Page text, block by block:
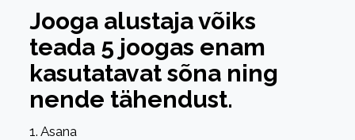
Jooga alustaja võiks
teada 5 joogas enam
kasutatavat sõna ning
nende tähendust.
1. Asana